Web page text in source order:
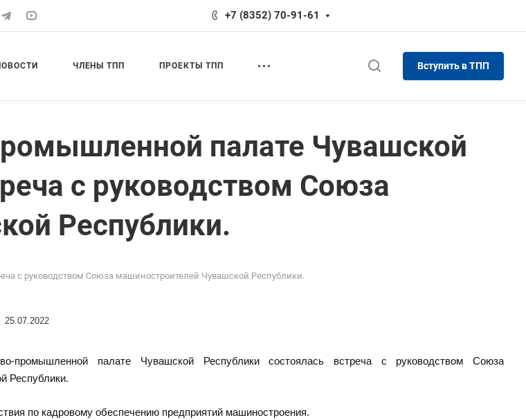
+7 (8352) 70-91-61
ЧЛЕНЫ ТПП ПРОЕКТЫ ТПП Вступить в ТПП
палате Чувашской
с руководством Союза
Республики.
с руководством Союза машиностроителей Чувашской Республики.
25.07.2022
промышленной палате Чувашской Республики состоялась встреча с руководством Союза
Республики.
по кадровому обеспечению предприятий машиностроения.